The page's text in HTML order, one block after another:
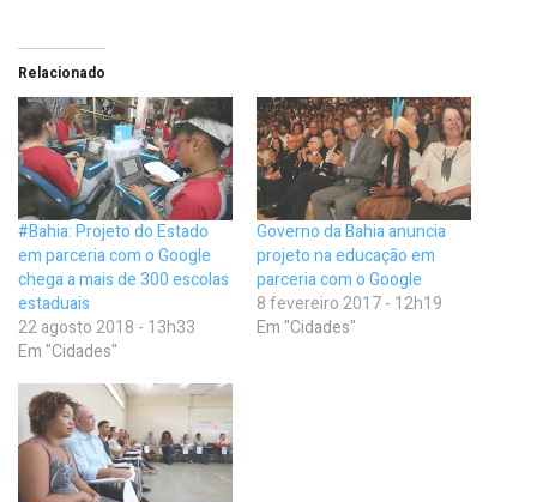
Relacionado
#Bahia: Projeto do Estado
em parceria com o Google
chega a mais de 300 escolas
estaduais
22 agosto 2018 - 13h33
Em "Cidades"
Governo da Bahia anuncia
projeto na educação em
parceria com o Google
8 fevereiro 2017 - 12h19
Em "Cidades"